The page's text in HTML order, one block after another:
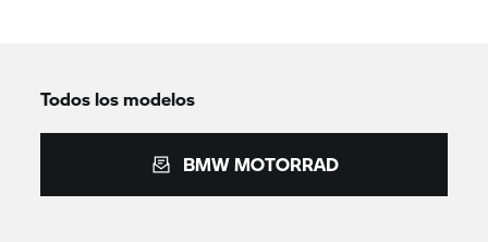
Todos los modelos
BMW MOTORRAD